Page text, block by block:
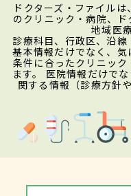
ドクターズ・ファイル
のクリニック・病院、
地域医
診療科目、行政区、沿
基本情報だけでなく、
条件に合ったクリニッ
ます。 医院情報だけで
関する情報（診療方針